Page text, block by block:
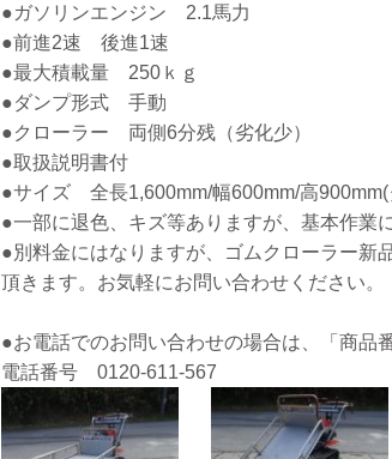
●ガソリンエンジン 2.1馬力
●前進2速 後進1速
●最大積載量 250ｋｇ
●ダンプ形式 手動
●クローラー 両側6分残（劣化少）
●取扱説明書付
●サイズ 全長1,600mm/幅600mm/高
●一部に退色、キズ等ありますが、基本作業
●別料金にはなりますが、ゴムクローラー新
頂きます。お気軽にお問い合わせください。
●お電話でのお問い合わせの場合は、「商品
電話番号 0120-611-567